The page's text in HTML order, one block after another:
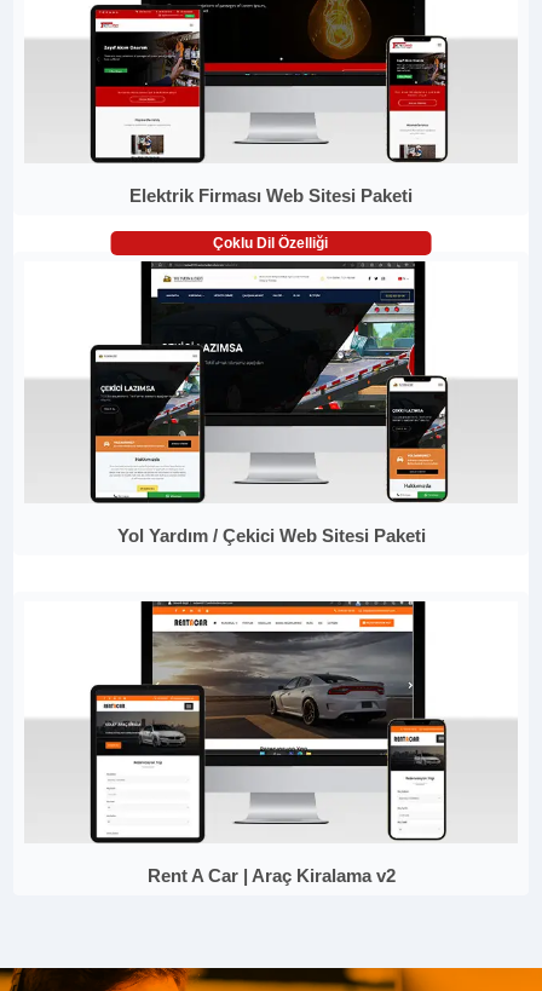
Elektrik Firması Web Sitesi Paketi
Çoklu Dil Özelliği
Yol Yardım / Çekici Web Sitesi Paketi
Rent A Car | Araç Kiralama v2